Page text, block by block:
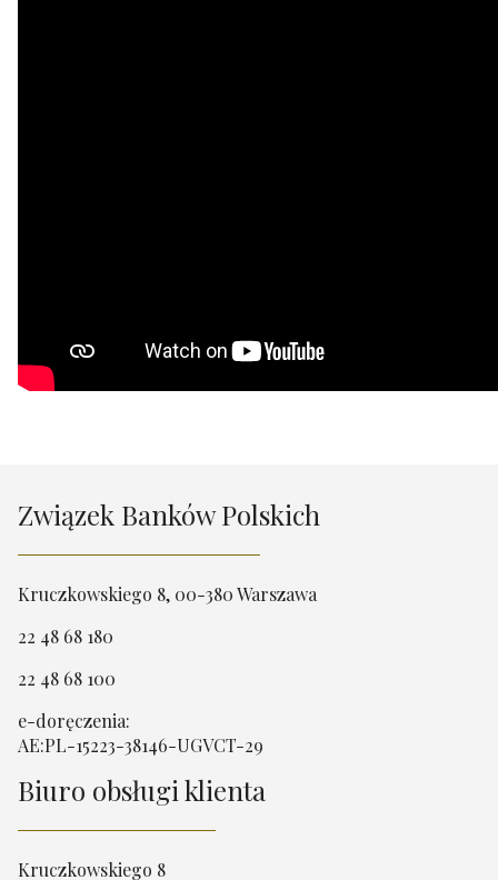
Związek Banków Polskich
Kruczkowskiego 8, 00-380 Warszawa
22 48 68 180
22 48 68 100
e-doręczenia:
AE:PL-15223-38146-UGVCT-29
Biuro obsługi klienta
Kruczkowskiego 8